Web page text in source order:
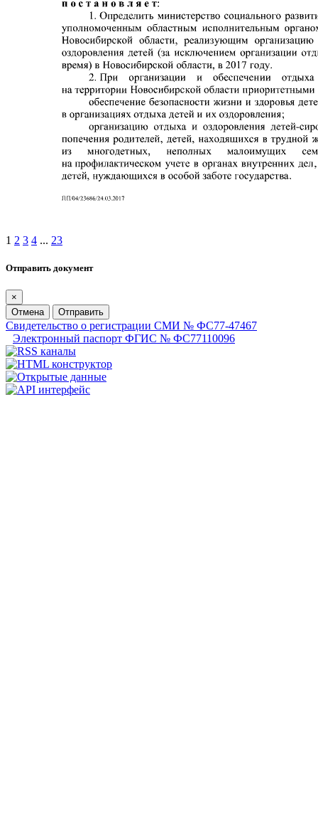
1 2 3 4 ... 23
Отправить документ
×
Отмена
Отправить
Свидетельство о регистрации СМИ № ФС77-47467
Электронный паспорт ФГИС № ФС77110096